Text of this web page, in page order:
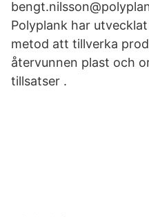
Polyplank har
metod att tillverka
återvunnen plast och
tillsatser .